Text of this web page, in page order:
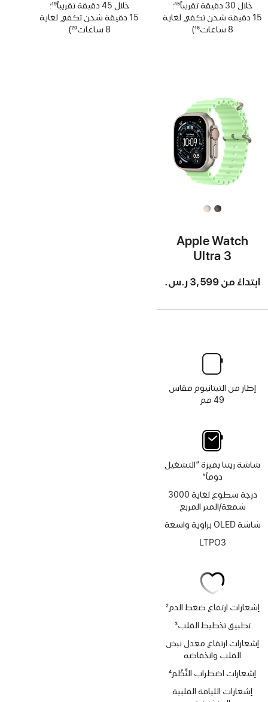
خلال 30 دقيقة تقريباً
حاشية
15؛
15 دقيقة شحن تكفي لغاية
8 ساعات
16
)
خلال 45 دقيقة تقريباً
حاشية
19؛
15 دقيقة شحن تكفي لغاية
8 ساعات
20
)
Apple Watch
Ultra 3
ابتداءً من 3,599 ر.س.‏
إطار من التيتانيوم مقاس
49 مم
شاشة ريتنا بميزة “التشغيل
دوماً”
درجة سطوع لغاية 3000
شمعة/المتر المربع
شاشة OLED بزاوية واسعة
LTPO3
إشعارات ارتفاع ضغط الدم2
تطبيق تخطيط القلب3
إشعارات ارتفاع معدل نبض
القلب وانخفاضه
إشعارات اضطراب النَّظْم4
إشعارات اللياقة القلبية